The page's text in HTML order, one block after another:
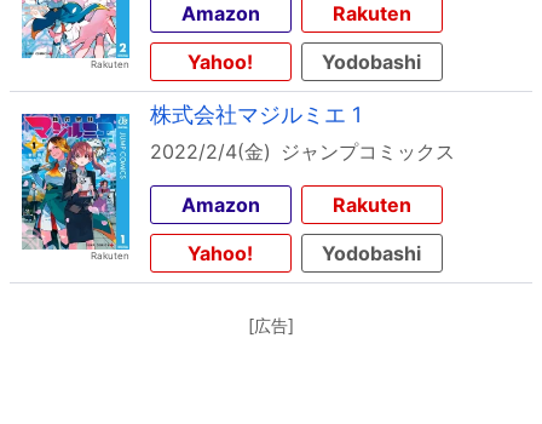
Amazon
Rakuten
Yahoo!
Yodobashi
株式会社マジルミエ 1
2022/2/4(金) ジャンプコミックス
Amazon
Rakuten
Yahoo!
Yodobashi
[広告]